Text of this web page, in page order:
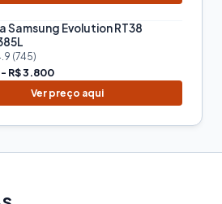
Samsung Evolution RT38
(745)
R$ 3.800
Ver preço aqui